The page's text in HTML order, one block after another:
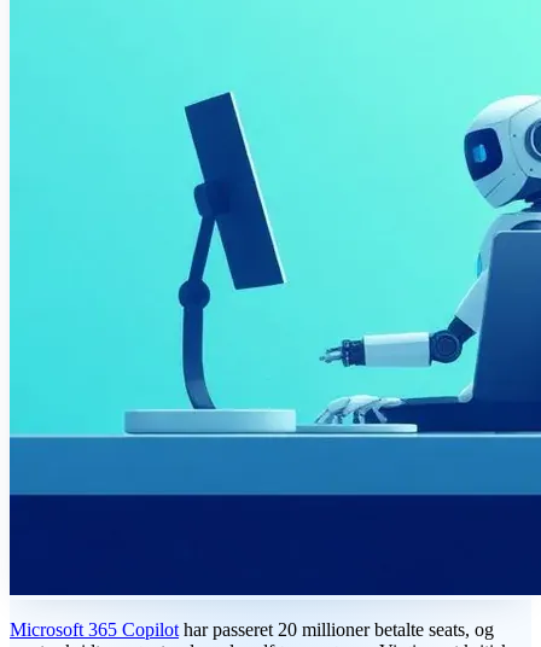
Microsoft 365 Copilot har passeret 20 millioner betalte seats, og